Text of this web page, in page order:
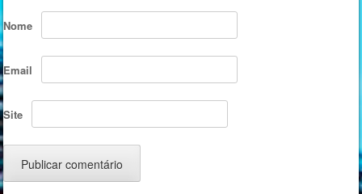
Nome
Email
Site